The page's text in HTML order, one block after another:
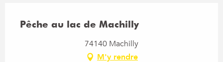
Pêche au lac de Machilly
74140 Machilly
M'y rendre